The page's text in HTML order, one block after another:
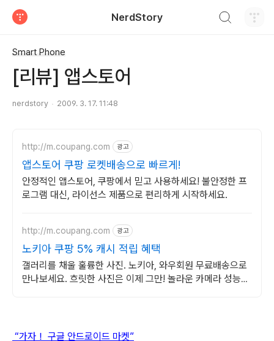
NerdStory
Smart Phone
[리뷰] 앱스토어
nerdstory 2009. 3. 17. 11:48
http://m.coupang.com 광고
앱스토어 쿠팡 로켓배송으로 빠르게!
안정적인 앱스토어, 쿠팡에서 믿고 사용하세요! 불안정한 프
로그램 대신, 라이선스 제품으로 편리하게 시작하세요.
http://m.coupang.com 광고
노키아 쿠팡 5% 캐시 적립 혜택
갤러리를 채울 훌륭한 사진. 노키아, 와우회원 무료배송으로
만나보세요. 흐릿한 사진은 이제 그만! 놀라운 카메라 성능으
“가자！ 구글 안드로이드 마켓”